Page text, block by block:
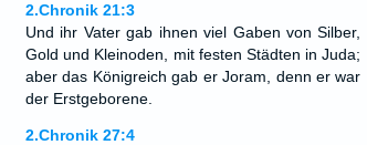
2.Chronik 21:3
Und ihr Vater gab ihnen viel Gaben von Silber,
Gold und Kleinoden, mit festen Städten in Juda;
aber das Königreich gab er Joram, denn er war
der Erstgeborene.
2.Chronik 27:4